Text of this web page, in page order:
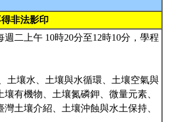
非法影印
二上午 10時20分至12時10分，學程
土壤水、土壤與水循環、土壤空氣與
有機物、土壤氮磷鉀、微量元素、
土壤介紹、土壤沖蝕與水土保持、